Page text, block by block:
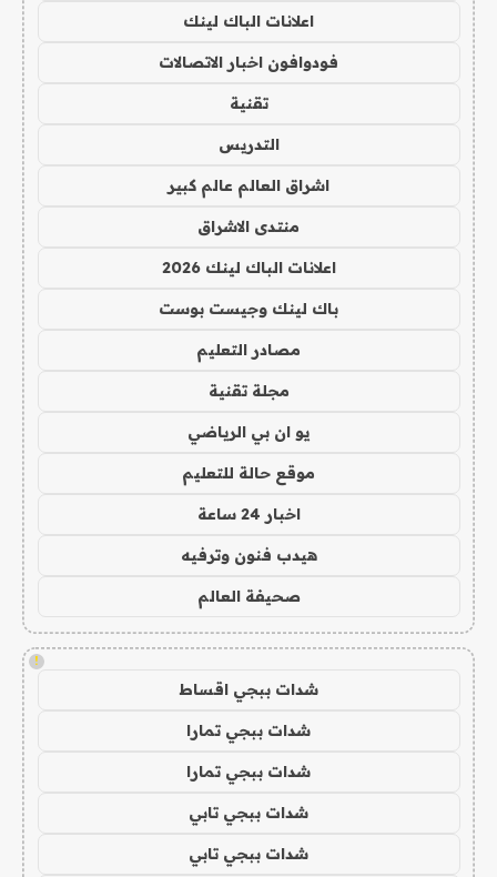
اعلانات الباك لينك
فودوافون اخبار الاتصالات
تقنية
التدريس
اشراق العالم عالم كبير
منتدى الاشراق
اعلانات الباك لينك 2026
باك لينك وجيست بوست
مصادر التعليم
مجلة تقنية
يو ان بي الرياضي
موقع حالة للتعليم
اخبار 24 ساعة
هيدب فنون وترفيه
صحيفة العالم
!
شدات ببجي اقساط
شدات ببجي تمارا
شدات ببجي تمارا
شدات ببجي تابي
شدات ببجي تابي